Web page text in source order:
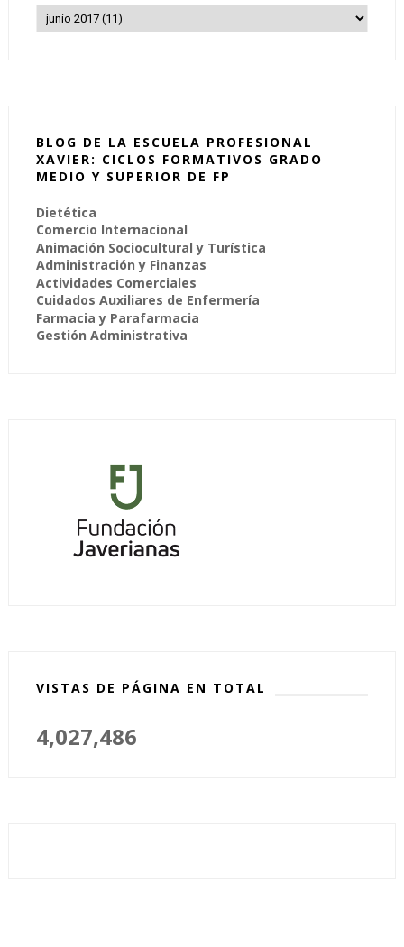
BLOG DE LA ESCUELA PROFESIONAL
XAVIER: CICLOS FORMATIVOS GRADO
MEDIO Y SUPERIOR DE FP
Dietética
Comercio Internacional
Animación Sociocultural y Turística
Administración y Finanzas
Actividades Comerciales
Cuidados Auxiliares de Enfermería
Farmacia y Parafarmacia
Gestión Administrativa
VISTAS DE PÁGINA EN TOTAL
4,027,486